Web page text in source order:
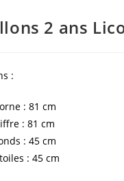
2 ans
:
: 81 cm
: 81 cm
: 45 cm
: 45 cm